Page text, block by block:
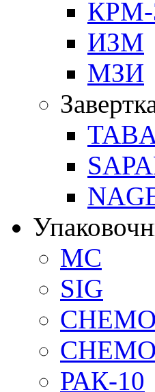
КРМ-
ИЗМ
МЗИ
MC
SIG
РАК-10